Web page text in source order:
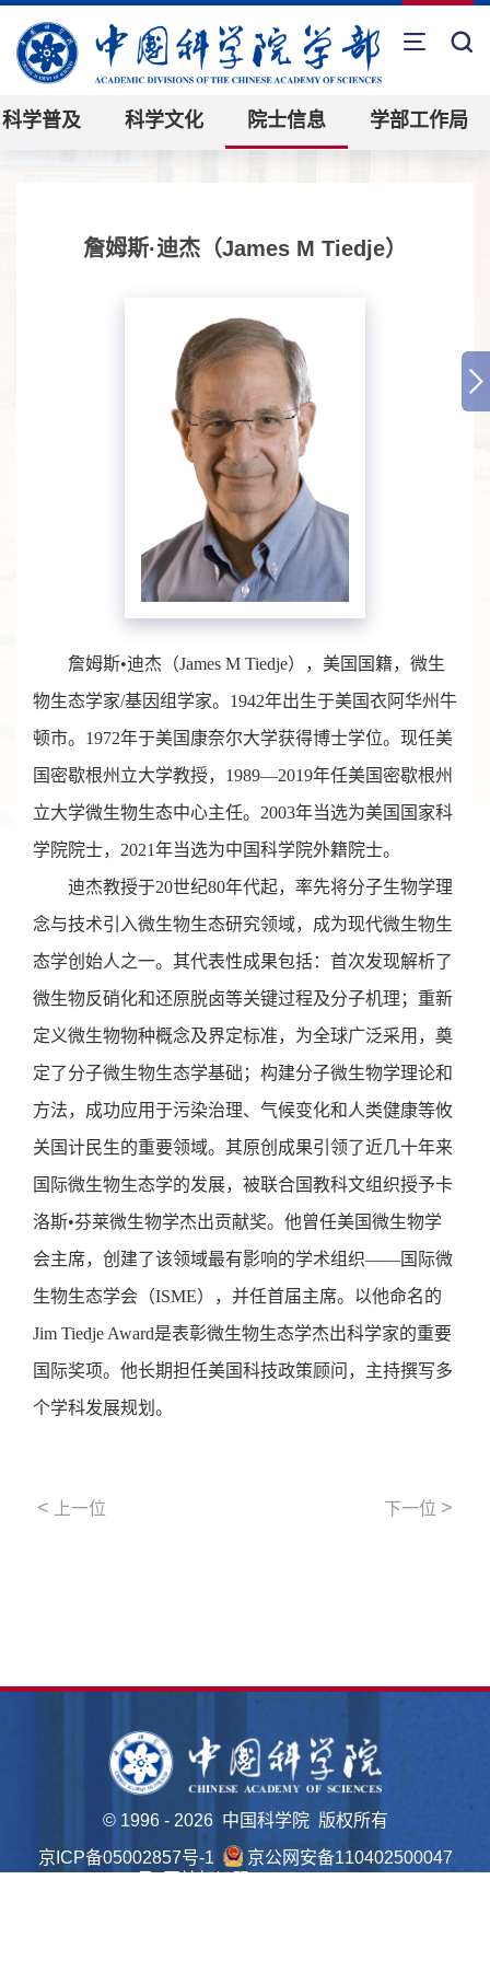
科学普及 科学文化 院士信息 学部工作局
詹姆斯·迪杰（James M Tiedje）
詹姆斯•迪杰（James M Tiedje），美国国籍，微生
物生态学家/基因组学家。1942年出生于美国衣阿华州牛
顿市。1972年于美国康奈尔大学获得博士学位。现任美
国密歇根州立大学教授，1989—2019年任美国密歇根州
立大学微生物生态中心主任。2003年当选为美国国家科
学院院士，2021年当选为中国科学院外籍院士。
迪杰教授于20世纪80年代起，率先将分子生物学理
念与技术引入微生物生态研究领域，成为现代微生物生
态学创始人之一。其代表性成果包括：首次发现解析了
微生物反硝化和还原脱卤等关键过程及分子机理；重新
定义微生物物种概念及界定标准，为全球广泛采用，奠
定了分子微生物生态学基础；构建分子微生物学理论和
方法，成功应用于污染治理、气候变化和人类健康等攸
关国计民生的重要领域。其原创成果引领了近几十年来
国际微生物生态学的发展，被联合国教科文组织授予卡
洛斯•芬莱微生物学杰出贡献奖。他曾任美国微生物学
会主席，创建了该领域最有影响的学术组织——国际微
生物生态学会（ISME），并任首届主席。以他命名的
Jim Tiedje Award是表彰微生物生态学杰出科学家的重要
国际奖项。他长期担任美国科技政策顾问，主持撰写多
个学科发展规划。
< 上一位 下一位 >
© 1996 - 2026 中国科学院 版权所有
京ICP备05002857号-1
京公网安备110402500047